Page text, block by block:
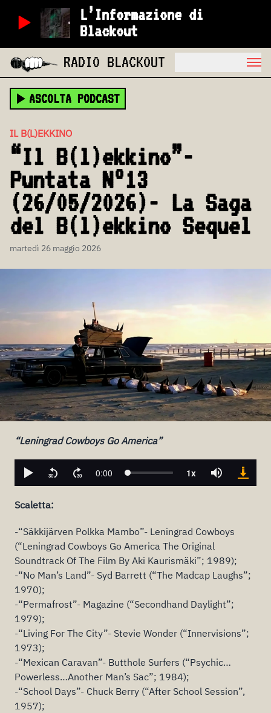
L’Informazione di
Blackout
RADIO BLACKOUT
ASCOLTA PODCAST
IL B(L)EKKINO
“Il B(l)ekkino”-
Puntata N°13
(26/05/2026)- La Saga
del B(l)ekkino Sequel
martedì 26 maggio 2026
“Leningrad Cowboys Go America”
Scaletta:
-“Säkkijärven Polkka Mambo”- Leningrad Cowboys
(“Leningrad Cowboys Go America The Original
Soundtrack Of The Film By Aki Kaurismäki”; 1989);
-“No Man’s Land”- Syd Barrett (“The Madcap Laughs”;
1970);
-“Permafrost”- Magazine (“Secondhand Daylight”;
1979);
-“Living For The City”- Stevie Wonder (“Innervisions”;
1973);
-“Mexican Caravan”- Butthole Surfers (“Psychic…
Powerless…Another Man’s Sac”; 1984);
-“School Days”- Chuck Berry (“After School Session”,
1957);